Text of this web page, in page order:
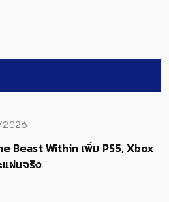
Beast Within เพิ่ม PS5, Xbox
แผ่นจริง